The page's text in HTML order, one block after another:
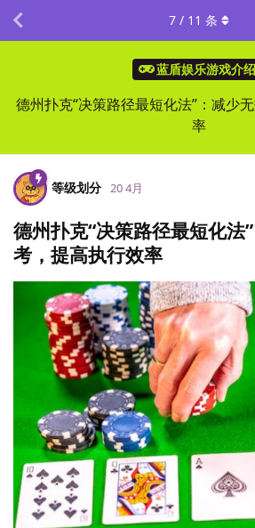
蓝盾娱乐游戏介绍
德州扑克“决策路径最短化法”：减少
率
7 / 11 条
等级划分 20 4月
德州扑克“决策路径最短化法
考，提高执行效率